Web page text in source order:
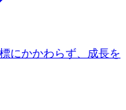
にかかわらず、成長を